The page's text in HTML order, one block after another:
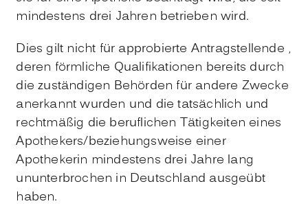
mindestens drei Jahren betrieben wird.
Dies gilt nicht für approbierte Antragstellende ,
deren förmliche Qualifikationen bereits durch
die zuständigen Behörden für andere Zwecke
anerkannt wurden und die tatsächlich und
rechtmäßig die beruflichen Tätigkeiten eines
Apothekers/beziehungsweise einer
Apothekerin mindestens drei Jahre lang
ununterbrochen in Deutschland ausgeübt
haben.